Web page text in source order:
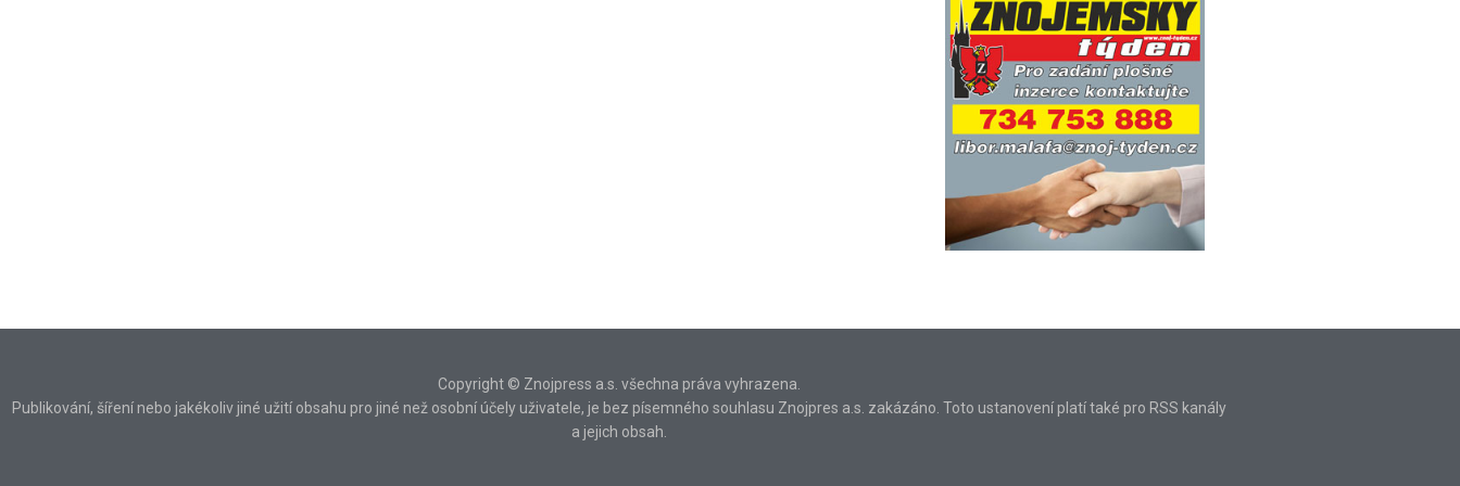
Copyright © Znojpress a.s. všechna práva vyhrazena.
Publikování, šíření nebo jakékoliv jiné užití obsahu pro jiné než osobní účely uživatele, je bez písemného souhlasu Znojpres a.s. zakázáno. Toto ustanovení platí také pro RSS kanály
a jejich obsah.